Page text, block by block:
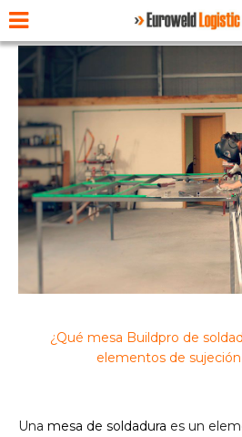
¿Qué mesa Buildpro de
elementos de
Una mesa de soldadura es un